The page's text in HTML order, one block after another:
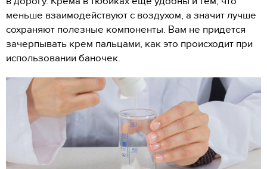
меньше взаимодействуют с воздухом, а значит лучше
сохраняют полезные компоненты. Вам не придется
зачерпывать крем пальцами, как это происходит при
использовании баночек.